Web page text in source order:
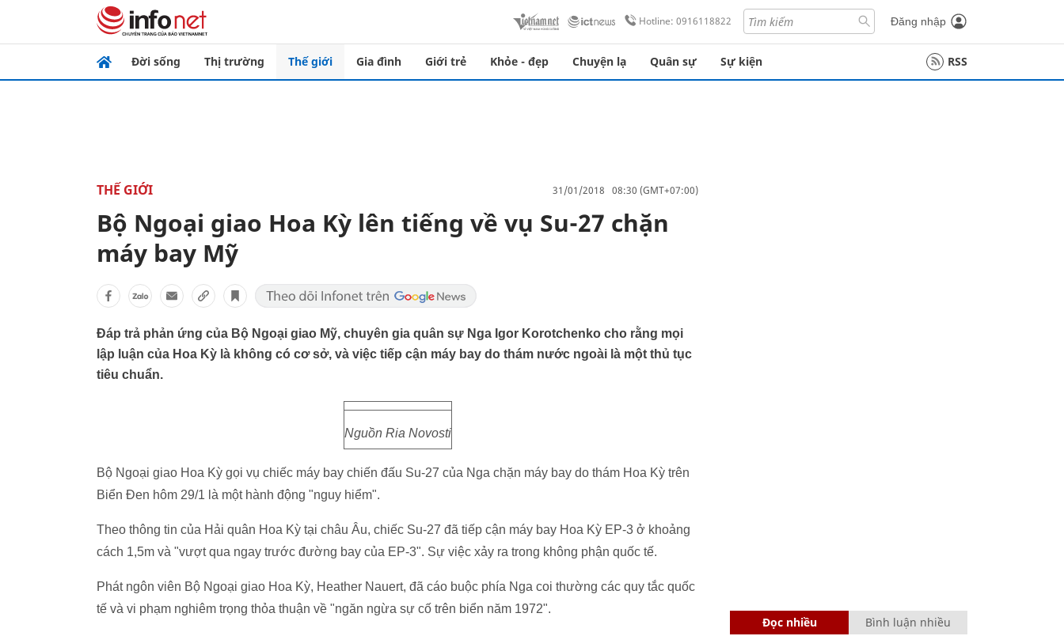
Hotline: 0916118822 Đăng nhập
Đời sống Thị trường Thế giới Gia đình Giới trẻ Khỏe - đẹp Chuyện lạ Quân sự Sự kiện RSS
THẾ GIỚI 31/01/2018 08:30 (GMT+07:00)
Bộ Ngoại giao Hoa Kỳ lên tiếng về vụ Su-27 chặn
máy bay Mỹ
Đáp trả phản ứng của Bộ Ngoại giao Mỹ, chuyên gia quân sự Nga Igor Korotchenko cho rằng mọi
lập luận của Hoa Kỳ là không có cơ sở, và việc tiếp cận máy bay do thám nước ngoài là một thủ tục
tiêu chuẩn.
Nguồn Ria Novosti
Bộ Ngoại giao Hoa Kỳ gọi vụ chiếc máy bay chiến đấu Su-27 của Nga chặn máy bay do thám Hoa Kỳ trên
Biển Đen hôm 29/1 là một hành động "nguy hiểm".
Theo thông tin của Hải quân Hoa Kỳ tại châu Âu, chiếc Su-27 đã tiếp cận máy bay Hoa Kỳ EP-3 ở khoảng
cách 1,5m và "vượt qua ngay trước đường bay của EP-3". Sự việc xảy ra trong không phận quốc tế.
Phát ngôn viên Bộ Ngoại giao Hoa Kỳ, Heather Nauert, đã cáo buộc phía Nga coi thường các quy tắc quốc
tế và vi phạm nghiêm trọng thỏa thuận về "ngăn ngừa sự cố trên biển năm 1972".
Đọc nhiều Bình luận nhiều